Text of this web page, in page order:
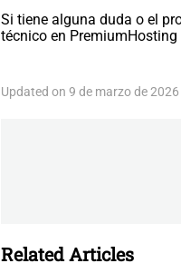
Si tiene alguna duda o el
técnico en
Updated on 9 de marzo de 2026
Related Articles